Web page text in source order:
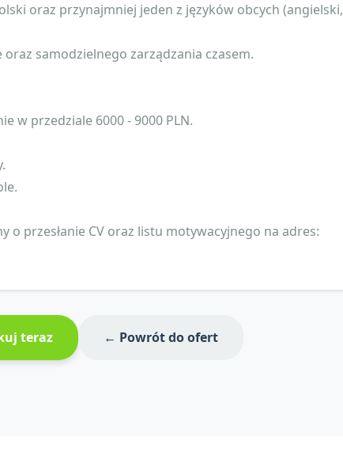
oraz przynajmniej jeden z języków obcych (angielski,
samodzielnego zarządzania czasem.
w przedziale 6000 - 9000 PLN.
o przesłanie CV oraz listu motywacyjnego na adres:
teraz ← Powrót do ofert